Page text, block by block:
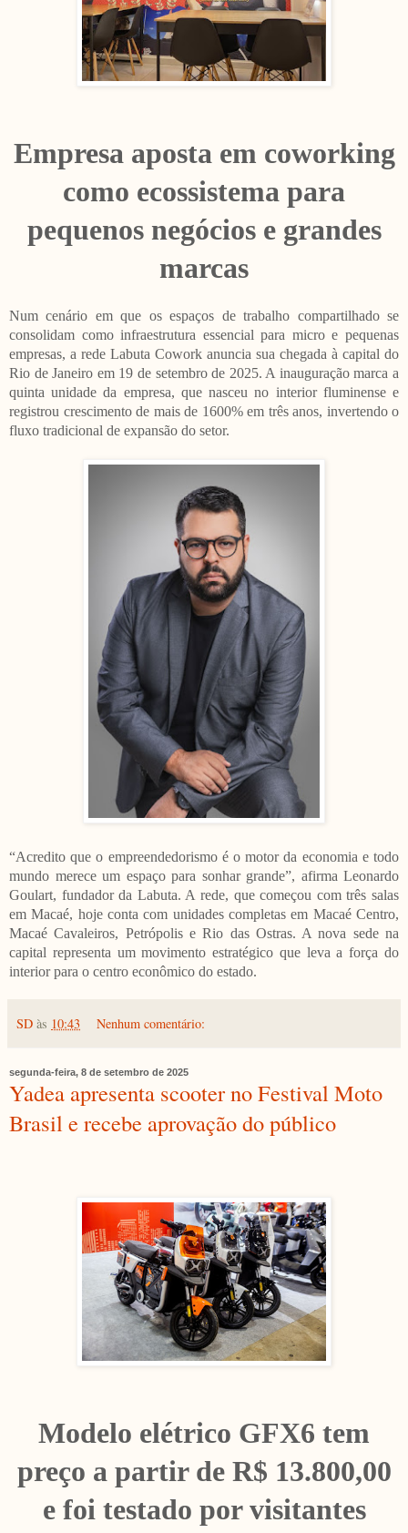
Empresa aposta em coworking
como ecossistema para
pequenos negócios e grandes
marcas
Num cenário em que os espaços de trabalho compartilhado se
consolidam como infraestrutura essencial para micro e pequenas
empresas, a rede Labuta Cowork anuncia sua chegada à capital do
Rio de Janeiro em 19 de setembro de 2025. A inauguração marca a
quinta unidade da empresa, que nasceu no interior fluminense e
registrou crescimento de mais de 1600% em três anos, invertendo o
fluxo tradicional de expansão do setor.
“Acredito que o empreendedorismo é o motor da economia e todo
mundo merece um espaço para sonhar grande”, afirma Leonardo
Goulart, fundador da Labuta. A rede, que começou com três salas
em Macaé, hoje conta com unidades completas em Macaé Centro,
Macaé Cavaleiros, Petrópolis e Rio das Ostras. A nova sede na
capital representa um movimento estratégico que leva a força do
interior para o centro econômico do estado.
SD às 10:43 Nenhum comentário:
segunda-feira, 8 de setembro de 2025
Yadea apresenta scooter no Festival Moto
Brasil e recebe aprovação do público
Modelo elétrico GFX6 tem
preço a partir de R$ 13.800,00
e foi testado por visitantes